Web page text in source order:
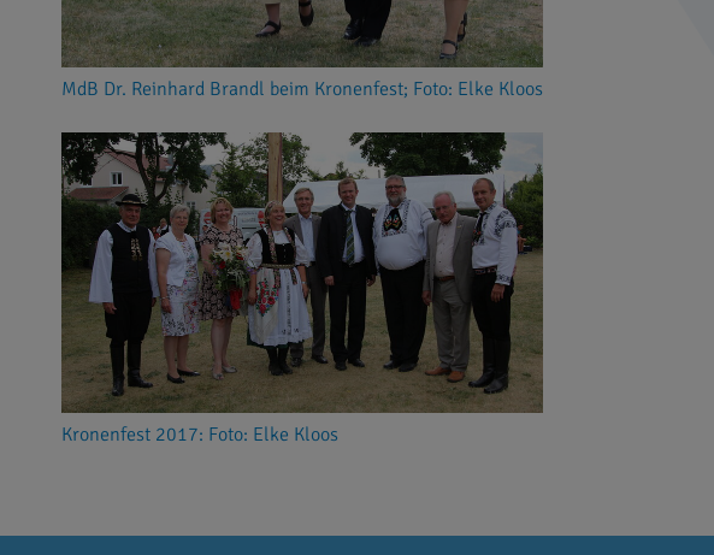
MdB Dr. Reinhard Brandl beim Kronenfest; Foto: Elke Kloos
Kronenfest 2017: Foto: Elke Kloos